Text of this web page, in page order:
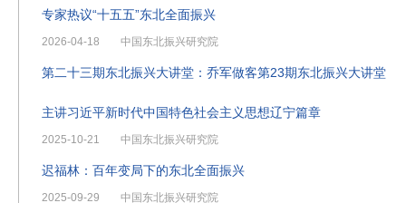
专家热议“十五五”东北全面振兴
2026-04-18 中国东北振兴研究院
第二十三期东北振兴大讲堂：乔军做客第23期东北振兴大讲堂
主讲习近平新时代中国特色社会主义思想辽宁篇章
2025-10-21 中国东北振兴研究院
迟福林：百年变局下的东北全面振兴
2025-09-29 中国东北振兴研究院